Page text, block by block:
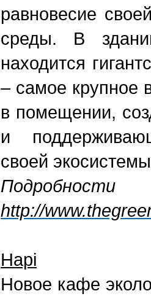
равновесие
среды. В
находится
– самое крупное
в помещении,
и
своей
http://
Hapi
Новое кафе